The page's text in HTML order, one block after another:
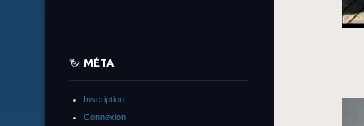
MÉTA
Inscription
Connexion